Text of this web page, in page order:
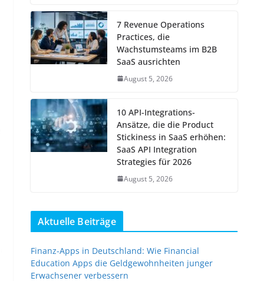
7 Revenue Operations
Practices, die
Wachstumsteams im B2B
SaaS ausrichten
August 5, 2026
10 API-Integrations-
Ansätze, die die Product
Stickiness in SaaS erhöhen:
SaaS API Integration
Strategies für 2026
August 5, 2026
Aktuelle Beiträge
Finanz-Apps in Deutschland: Wie Financial
Education Apps die Geldgewohnheiten junger
Erwachsener verbessern